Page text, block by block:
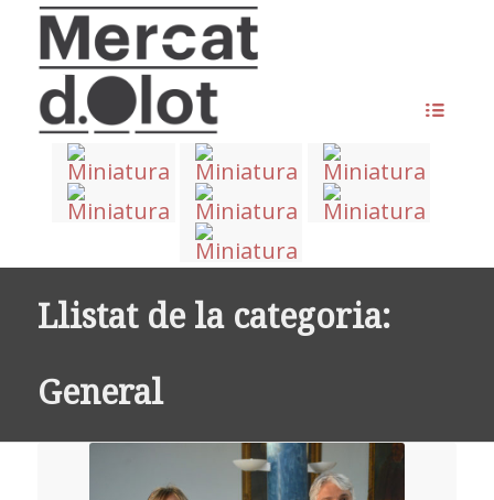
Llistat de la categoria:
General